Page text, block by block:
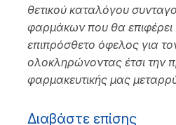
θετικού καταλόγου
φαρμάκων που θα επιφέρει
επιπρόσθετο όφελος για
ολοκληρώνοντας έτσι την
φαρμακευτικής μας
Διαβάστε επίσης